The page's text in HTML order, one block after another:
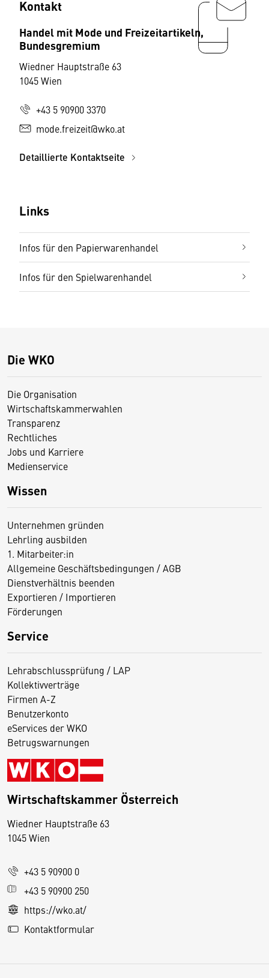
Kontakt
Handel mit Mode und Freizeitartikeln,
Bundesgremium
Wiedner Hauptstraße 63
1045 Wien
+43 5 90900 3370
mode.freizeit@wko.at
Detaillierte Kontaktseite
Links
Infos für den Papierwarenhandel
Infos für den Spielwarenhandel
Die WKO
Die Organisation
Wirtschaftskammerwahlen
Transparenz
Rechtliches
Jobs und Karriere
Medienservice
Wissen
Unternehmen gründen
Lehrling ausbilden
1. Mitarbeiter:in
Allgemeine Geschäftsbedingungen / AGB
Dienstverhältnis beenden
Exportieren / Importieren
Förderungen
Service
Lehrabschlussprüfung / LAP
Kollektivverträge
Firmen A-Z
Benutzerkonto
eServices der WKO
Betrugswarnungen
Wirtschaftskammer Österreich
Wiedner Hauptstraße 63
1045 Wien
+43 5 90900 0
+43 5 90900 250
https://wko.at/
Kontaktformular
D
s
e
S
e